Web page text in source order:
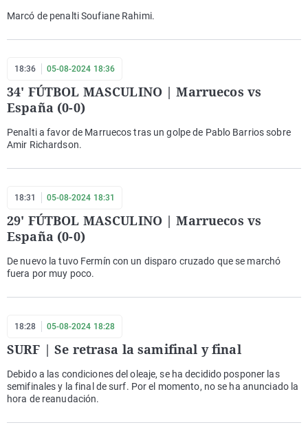
Marcó de penalti Soufiane Rahimi.
18:36 05-08-2024 18:36
34' FÚTBOL MASCULINO | Marruecos vs
España (0-0)
Penalti a favor de Marruecos tras un golpe de Pablo Barrios sobre
Amir Richardson.
18:31 05-08-2024 18:31
29' FÚTBOL MASCULINO | Marruecos vs
España (0-0)
De nuevo la tuvo Fermín con un disparo cruzado que se marchó
fuera por muy poco.
18:28 05-08-2024 18:28
SURF | Se retrasa la samifinal y final
Debido a las condiciones del oleaje, se ha decidido posponer las
semifinales y la final de surf. Por el momento, no se ha anunciado la
hora de reanudación.